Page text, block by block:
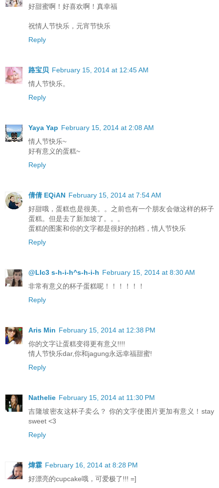
好甜蜜啊！好喜欢啊！真幸福
祝情人节快乐，元宵节快乐
Reply
路宝贝 February 15, 2014 at 12:45 AM
情人节快乐。
Reply
Yaya Yap February 15, 2014 at 2:08 AM
情人节快乐~
好有意义的蛋糕~
Reply
倩倩 EQiAN February 15, 2014 at 7:54 AM
好甜哦，蛋糕也是很美。。之前也有一个朋友会做这样的杯子
蛋糕。但是去了新加坡了。。。
蛋糕的图案和你的文字都是很好的拍档，情人节快乐
Reply
@LIc3 s-h-i-h^s-h-i-h February 15, 2014 at 8:30 AM
非常有意义的杯子蛋糕呢！！！！！！
Reply
Aris Min February 15, 2014 at 12:38 PM
你的文字让蛋糕变得更有意义!!!!
情人节快乐dar,你和jagung永远幸福甜蜜!
Reply
Nathelie February 15, 2014 at 11:30 PM
吉隆坡密友这杯子卖么？ 你的文字使图片更加有意义！stay
sweet <3
Reply
煒霖 February 16, 2014 at 8:28 PM
好漂亮的cupcake哦，可爱极了!!! =]